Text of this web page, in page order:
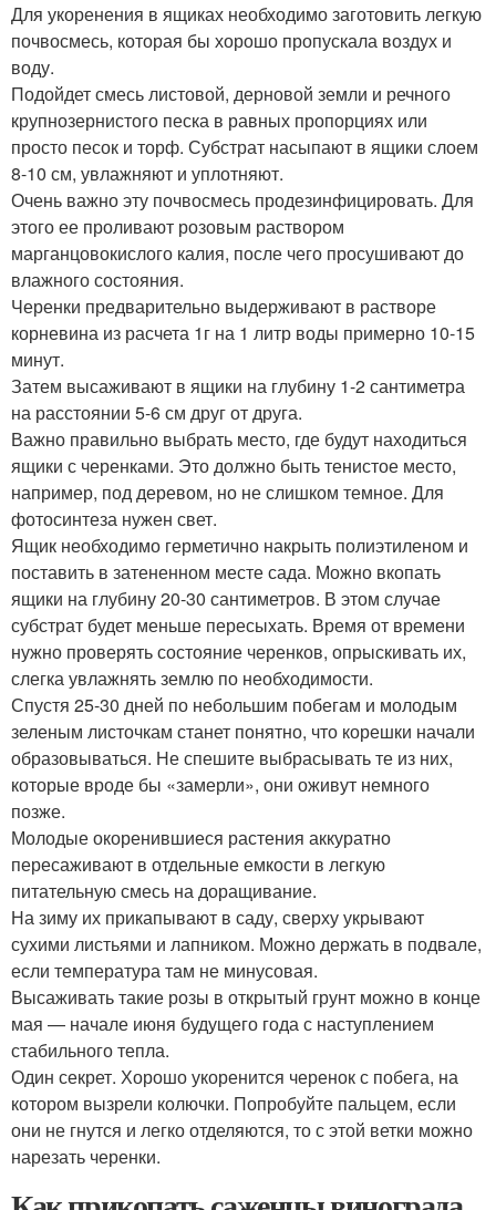
Для укоренения в ящиках необходимо заготовить легкую
почвосмесь, которая бы хорошо пропускала воздух и
воду.
Подойдет смесь листовой, дерновой земли и речного
крупнозернистого песка в равных пропорциях или
просто песок и торф. Субстрат насыпают в ящики слоем
8-10 см, увлажняют и уплотняют.
Очень важно эту почвосмесь продезинфицировать. Для
этого ее проливают розовым раствором
марганцовокислого калия, после чего просушивают до
влажного состояния.
Черенки предварительно выдерживают в растворе
корневина из расчета 1г на 1 литр воды примерно 10-15
минут.
Затем высаживают в ящики на глубину 1-2 сантиметра
на расстоянии 5-6 см друг от друга.
Важно правильно выбрать место, где будут находиться
ящики с черенками. Это должно быть тенистое место,
например, под деревом, но не слишком темное. Для
фотосинтеза нужен свет.
Ящик необходимо герметично накрыть полиэтиленом и
поставить в затененном месте сада. Можно вкопать
ящики на глубину 20-30 сантиметров. В этом случае
субстрат будет меньше пересыхать. Время от времени
нужно проверять состояние черенков, опрыскивать их,
слегка увлажнять землю по необходимости.
Спустя 25-30 дней по небольшим побегам и молодым
зеленым листочкам станет понятно, что корешки начали
образовываться. Не спешите выбрасывать те из них,
которые вроде бы «замерли», они оживут немного
позже.
Молодые окоренившиеся растения аккуратно
пересаживают в отдельные емкости в легкую
питательную смесь на доращивание.
На зиму их прикапывают в саду, сверху укрывают
сухими листьями и лапником. Можно держать в подвале,
если температура там не минусовая.
Высаживать такие розы в открытый грунт можно в конце
мая — начале июня будущего года с наступлением
стабильного тепла.
Один секрет. Хорошо укоренится черенок с побега, на
котором вызрели колючки. Попробуйте пальцем, если
они не гнутся и легко отделяются, то с этой ветки можно
нарезать черенки.